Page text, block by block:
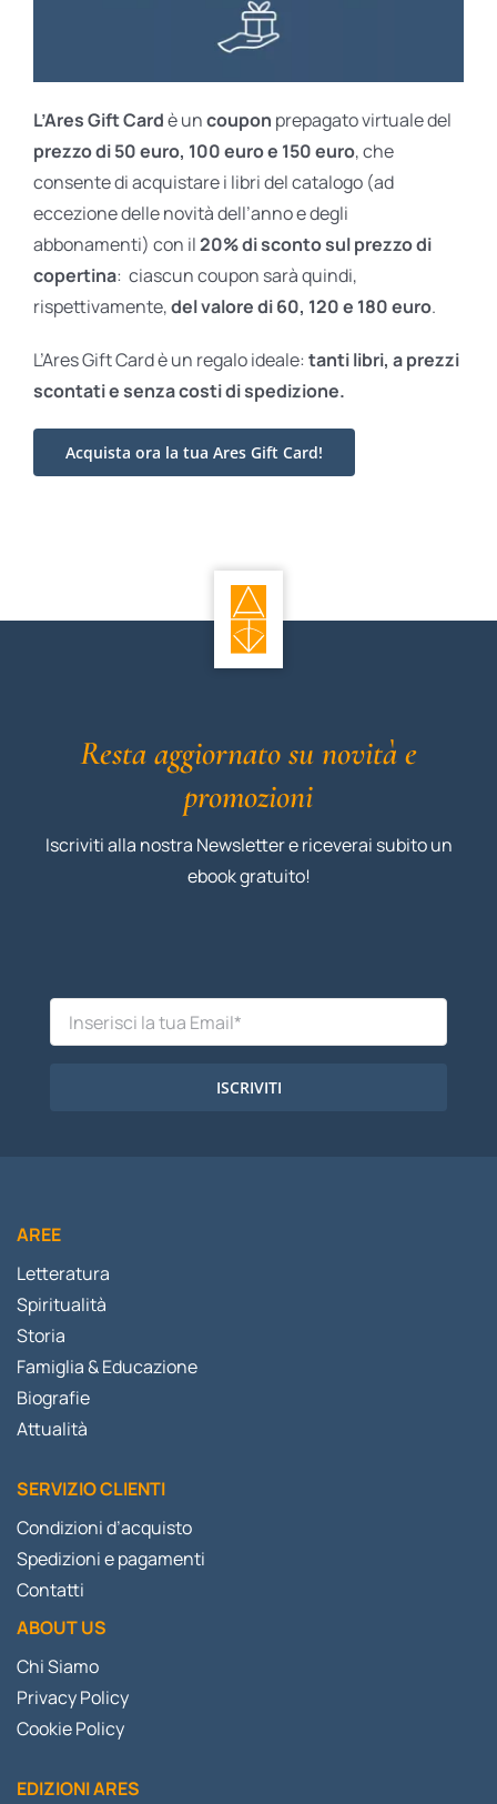
L’Ares Gift Cardè uncoupon prepagato virtuale del
prezzo di 50 euro, 100 euro e 150 euro, che
consente di acquistare i libri del catalogo (ad
eccezione delle novità dell’anno e degli
abbonamenti) con il20% di sconto sul prezzo di
copertina: ciascun coupon sarà quindi,
rispettivamente,del valore di 60, 120 e 180 euro.
L’Ares Gift Card è un regalo ideale: tanti libri, a prezzi
scontati esenza costi di spedizione.
Acquista ora la tua Ares Gift Card!
Resta aggiornato su novità e
promozioni
Iscriviti alla nostra Newsletter e riceverai subito un
ebook gratuito!
ISCRIVITI
AREE
Letteratura
Spiritualità
Storia
Famiglia & Educazione
Biografie
Attualità
SERVIZIO CLIENTI
Condizioni d’acquisto
Spedizioni e pagamenti
Contatti
ABOUT US
Chi Siamo
Privacy Policy
Cookie Policy
EDIZIONI ARES